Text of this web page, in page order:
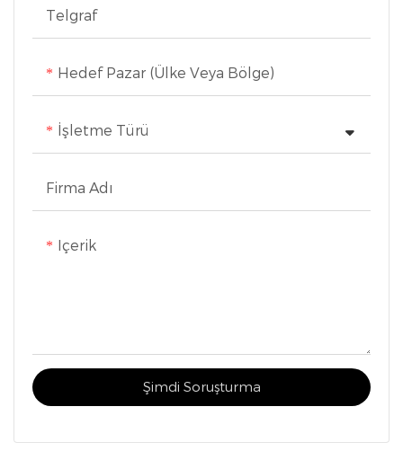
Telgraf
Hedef Pazar (Ülke Veya Bölge)
İşletme Türü
Firma Adı
Içerik
Şimdi Soruşturma